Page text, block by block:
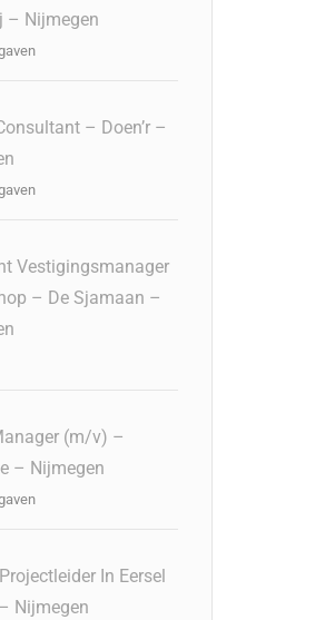
– Nijmegen
– Doen’r –
Vestigingsmanager
– De Sjamaan –
(m/v) –
– Nijmegen
In Eersel
Nijmegen